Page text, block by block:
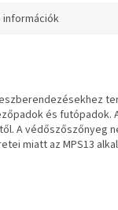
információk
és futópadok.
A védőszőszőnyeg
miatt az MPS13